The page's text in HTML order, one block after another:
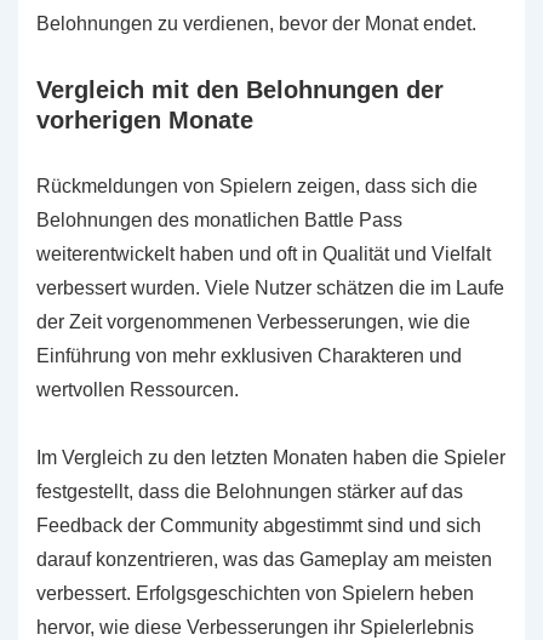
Belohnungen zu verdienen, bevor der Monat endet.
Vergleich mit den Belohnungen der
vorherigen Monate
Rückmeldungen von Spielern zeigen, dass sich die
Belohnungen des monatlichen Battle Pass
weiterentwickelt haben und oft in Qualität und Vielfalt
verbessert wurden. Viele Nutzer schätzen die im Laufe
der Zeit vorgenommenen Verbesserungen, wie die
Einführung von mehr exklusiven Charakteren und
wertvollen Ressourcen.
Im Vergleich zu den letzten Monaten haben die Spieler
festgestellt, dass die Belohnungen stärker auf das
Feedback der Community abgestimmt sind und sich
darauf konzentrieren, was das Gameplay am meisten
verbessert. Erfolgsgeschichten von Spielern heben
hervor, wie diese Verbesserungen ihr Spielerlebnis